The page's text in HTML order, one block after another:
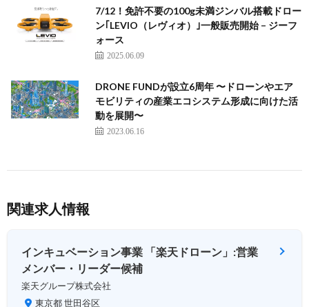
7/12！免許不要の100g未満ジンバル搭載ドロー
ン｢LEVIO（レヴィオ）｣一般販売開始 – ジーフ
ォース
2025.06.09
DRONE FUNDが設立6周年 〜ドローンやエア
モビリティの産業エコシステム形成に向けた活
動を展開〜
2023.06.16
関連求人情報
インキュベーション事業 「楽天ドローン」:営業
メンバー・リーダー候補
楽天グループ株式会社
東京都 世田谷区